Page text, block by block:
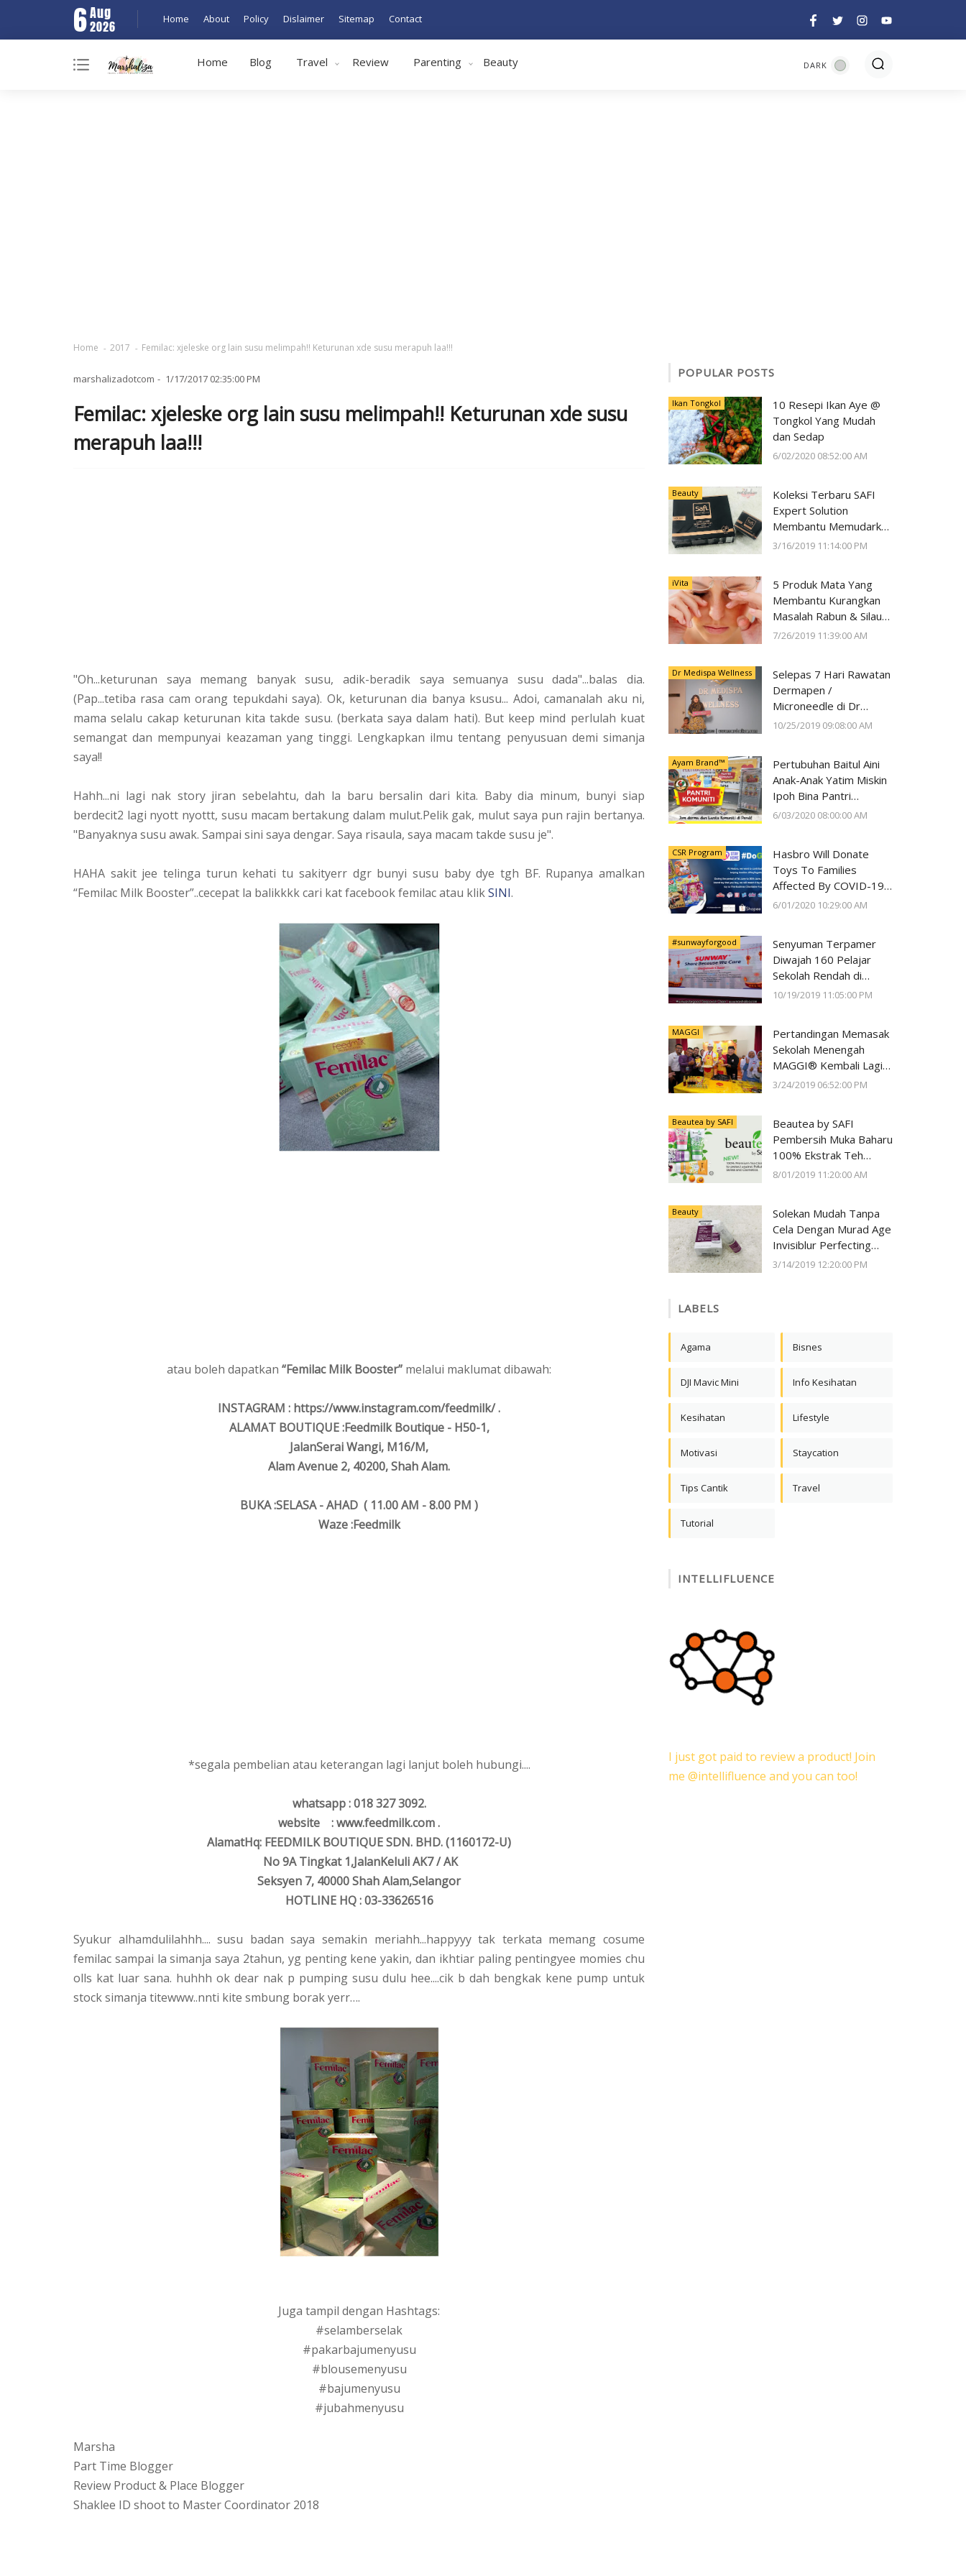
6Aug
2026 Home About Policy Dislaimer Sitemap Contact
Home Blog Travel Review Parenting Beauty
Home 2017 Femilac: xjeleske org lain susu melimpah!! Keturunan xde susu merapuh laa!!!
marshalizadotcom 1/17/2017 02:35:00 PM
Femilac: xjeleske org lain susu melimpah!! Keturunan xde susu
merapuh laa!!!
"Oh...keturunan saya memang banyak susu, adik-beradik saya semuanya susu dada"...balas dia.
(Pap...tetiba rasa cam orang tepukdahi saya). Ok, keturunan dia banya ksusu... Adoi, camanalah aku ni,
mama selalu cakap keturunan kita takde susu. (berkata saya dalam hati). But keep mind perlulah kuat
semangat dan mempunyai keazaman yang tinggi. Lengkapkan ilmu tentang penyusuan demi simanja
saya!!
Hahh...ni lagi nak story jiran sebelahtu, dah la baru bersalin dari kita. Baby dia minum, bunyi siap
berdecit2 lagi nyott nyottt, susu macam bertakung dalam mulut.Pelik gak, mulut saya pun rajin bertanya.
"Banyaknya susu awak. Sampai sini saya dengar. Saya risaula, saya macam takde susu je".
HAHA sakit jee telinga turun kehati tu sakityerr dgr bunyi susu baby dye tgh BF. Rupanya amalkan
“Femilac Milk Booster”..cecepat la balikkkk cari kat facebook femilac atau klikSINI.
atau boleh dapatkan “Femilac Milk Booster” melalui maklumat dibawah:
INSTAGRAM : https://www.instagram.com/feedmilk/ .
ALAMAT BOUTIQUE :Feedmilk Boutique - H50-1,
JalanSerai Wangi, M16/M,
Alam Avenue 2, 40200,Shah Alam.
BUKA :SELASA - AHAD ( 11.00 AM - 8.00 PM )
Waze :Feedmilk
*segala pembelian atau keterangan lagi lanjut boleh hubungi....
whatsapp : 018 327 3092.
website : www.feedmilk.com .
AlamatHq: FEEDMILK BOUTIQUE SDN. BHD. (1160172-U)
No 9A Tingkat 1,JalanKeluli AK7 / AK
Seksyen 7, 40000Shah Alam,Selangor
HOTLINE HQ : 03-33626516
Syukur alhamdulilahhh.... susu badan saya semakin meriahh...happyyy tak terkata memang cosume
femilac sampai la simanja saya 2tahun, yg penting kene yakin, dan ikhtiar paling pentingyee momies chu
olls kat luar sana. huhhh ok dear nak p pumping susu dulu hee....cik b dah bengkak kene pump untuk
stock simanja titewww..nnti kite smbung borak yerr….
Juga tampil dengan Hashtags:
#selamberselak
#pakarbajumenyusu
#blousemenyusu
#bajumenyusu
#jubahmenyusu
Marsha
Part Time Blogger
Review Product & Place Blogger
Shaklee ID shoot to Master Coordinator 2018
POPULAR POSTS
Ikan Tongkol
10 Resepi Ikan Aye @
Tongkol Yang Mudah
dan Sedap
6/02/2020 08:52:00 AM
Beauty
Koleksi Terbaru SAFI
Expert Solution
Membantu Memudarkan
Jeragat dalam 2 Minggu
3/16/2019 11:14:00 PM
iVita
5 Produk Mata Yang
Membantu Kurangkan
Masalah Rabun & Silau
Serta Memelihara
7/26/2019 11:39:00 AM
Dr Medispa Wellness
Selepas 7 Hari Rawatan
Dermapen /
Microneedle di Dr
Medispa Wellness
10/25/2019 09:08:00 AM
Ayam Brand™
Pertubuhan Baitul Aini
Anak-Anak Yatim Miskin
Ipoh Bina Pantri
Makanan
6/03/2020 08:00:00 AM
CSR Program
Hasbro Will Donate
Toys To Families
Affected By COVID-19
With Every Toy
6/01/2020 10:29:00 AM
#sunwayforgood
Senyuman Terpamer
Diwajah 160 Pelajar
Sekolah Rendah di
Negeri Perak Dengan
Deepavali Cheer di Lost
World of Tambun oleh
Sunway Group
10/19/2019 11:05:00 PM
MAGGI
Pertandingan Memasak
Sekolah Menengah
MAGGI® Kembali Lagi
Kali Ke-23
3/24/2019 06:52:00 PM
Beautea by SAFI
Beautea by SAFI
Pembersih Muka Baharu
100% Ekstrak Teh
Premium
8/01/2019 11:20:00 AM
Beauty
Solekan Mudah Tanpa
Cela Dengan Murad Age
Invisiblur Perfecting
Shield Broad Spectrum
3/14/2019 12:20:00 PM
LABELS
Agama Bisnes
DJI Mavic Mini Info Kesihatan
Kesihatan Lifestyle
Motivasi Staycation
Tips Cantik Travel
Tutorial
INTELLIFLUENCE
I just got paid to review a product! Join
me @intellifluence and you can too!